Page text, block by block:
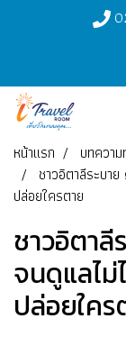
หน้าแรก บทควา
ชาวอิตาลีระบา
ปล่อยใครตาย
ชาวอิตาลี
จนดูแลไม่
ปล่อยใคร